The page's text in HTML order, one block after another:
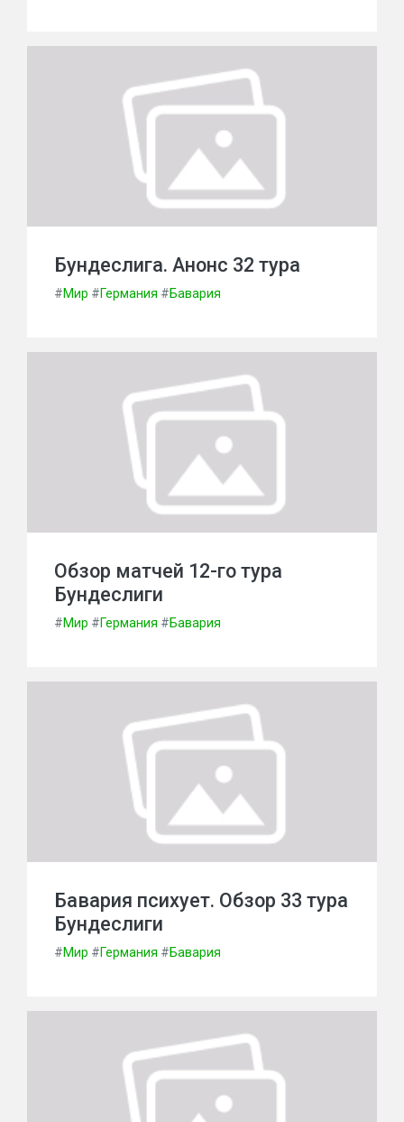
Бундеслига. Анонс 32 тура
#Мир #Германия #Бавария
Обзор матчей 12-го тура
Бундеслиги
#Мир #Германия #Бавария
Бавария психует. Обзор 33 тура
Бундеслиги
#Мир #Германия #Бавария